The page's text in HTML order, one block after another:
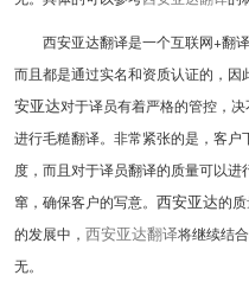
西安亚达翻译是一个互联网+翻译
而且都是通过实名和资质认证的，因
安亚达对于译员有着严格的管控，
进行毛糙翻译。非常紧张的是，客
度，而且对于译员翻译的质量可以
窜，确保客户的写意。 西安亚达的
的发展中， 西安亚达翻译将继续结
无。